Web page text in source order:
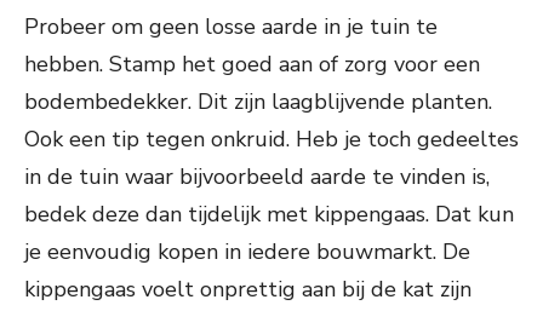
Probeer om geen losse aarde in je tuin te
hebben. Stamp het goed aan of zorg voor een
bodembedekker. Dit zijn laagblijvende planten.
Ook een tip tegen onkruid. Heb je toch gedeeltes
in de tuin waar bijvoorbeeld aarde te vinden is,
bedek deze dan tijdelijk met kippengaas. Dat kun
je eenvoudig kopen in iedere bouwmarkt. De
kippengaas voelt onprettig aan bij de kat zijn